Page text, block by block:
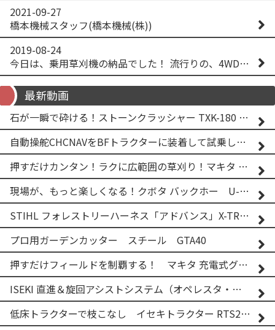
2021-09-27
橋本機械スタッフ(橋本機械(株))
2019-08-24
今日は、乗用草刈機の納品でした！ 流行りの、4WD！ #イセキアグリ #オーレック #四駆 #増税間近
最新動画
石が一瞬で砕ける！ストーンクラッシャー TXK-180 実演
自動操舵CHCNAVをBFトラクターに装着して試乗してみた！！ CHCNAV NX610
押すだけカンタン！ラクに広範囲の草刈り！マキタ バッテリー式草刈り機 MUG001G 2
現場が、もっと楽しくなる！クボタ バックホー U-25-3A
STIHL フォレストリーハーネス「アドバンス」X-TREEm
プロ用ガーデンカッター スチール GTA40
押すだけフィールドを制覇する！ マキタ 充電式グランドトリマー MUG001G
ISEKI 直進＆旋回アシストシステム（オペレスタ・ターン）搭載 イセキ 乗用田植機 PRJ8D-ZJL
低床トラクターで枝こなし イセキトラクター RTS205NS & フレールモア FNC1202F